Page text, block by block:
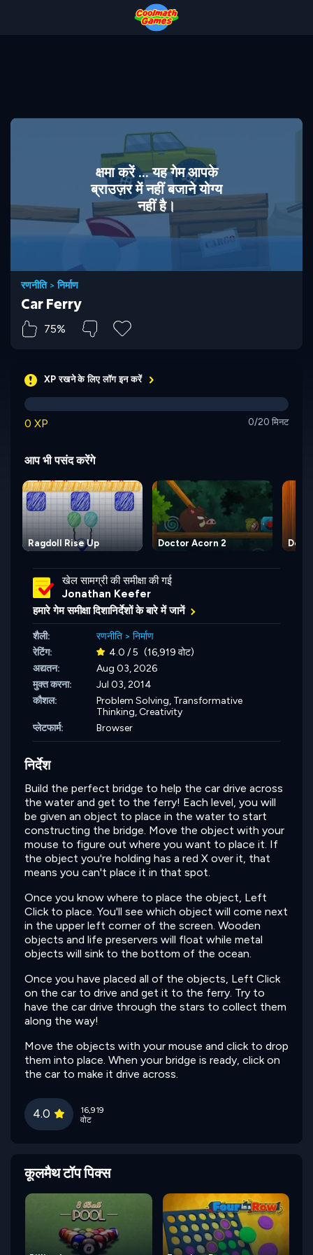
क्षमा करें ... यह गेम आपके
ब्राउज़र में नहीं बजाने योग्य
नहीं है।
रणनीति>निर्माण
Car Ferry
75%
XP रखने के लिए लॉग इन करें
0 XP 0/20 मिनट
आप भी पसंद करेंगे
Ragdoll Rise Up Doctor Acorn 2
खेल सामग्री की समीक्षा की गई
Jonathan Keefer
हमारे गेम समीक्षा दिशानिर्देशों के बारे में जानें
शैली: रणनीति > निर्माण
रेटिंग:
4.0 / 5 (16,919 वोट)
अद्यतन:
Aug 03, 2026
मुक्त करना:
Jul 03, 2014
कौशल:
Problem Solving, Transformative
Thinking,Creativity
प्लेटफार्म:
Browser
निर्देश
Build the perfect bridge to help the car drive across
the water and get to the ferry! Each level, you will
be given an object to place in the water to start
constructing the bridge. Move the object with your
mouse to figure out where you want to place it. If
the object you're holding has a red X over it, that
means you can't place it in that spot.
Once you know where to place the object, Left
Click to place. You'll see which object will come next
in the upper left corner of the screen. Wooden
objects and life preservers will float while metal
objects will sink to the bottom of the ocean.
Once you have placed all of the objects, Left Click
on the car to drive and get it to the ferry. Try to
have the car drive through the stars to collect them
along the way!
Move the objects with your mouse and click to drop
them into place. When your bridge is ready, click on
the car to make it drive across.
4.0
16,919
वोट
कूलमैथ टॉप पिक्स